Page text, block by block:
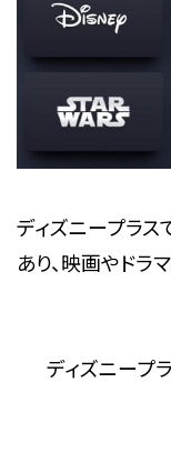
ディズニープラ
あり、映画やドラ
ディズニープ